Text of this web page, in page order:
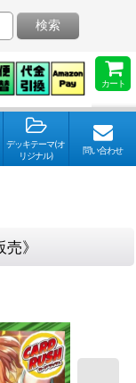
カート
検索
デッキテーマ(オ
リジナル)
問い合わせ
》